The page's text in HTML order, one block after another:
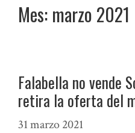
Mes: marzo 2021
Falabella no vende
retira la oferta del
31 marzo 2021